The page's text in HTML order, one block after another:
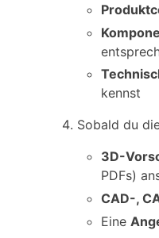
kennst
Sobald du
3D-
PDFs)
CAD-,
Eine